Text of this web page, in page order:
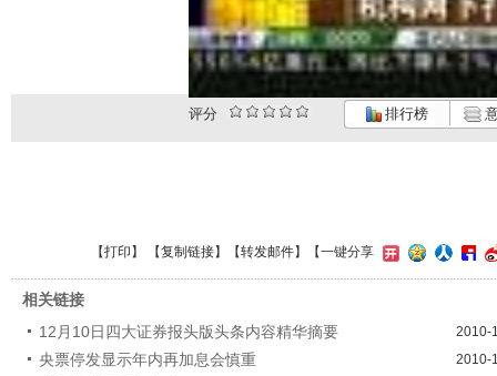
评分 排行榜
【打印 】 【复制链接】【转发邮件】 【一键分享
相关链接
12月10日四大证券报头版头条内容精华摘要
2010-
央票停发显示年内再加息会慎重 2010-